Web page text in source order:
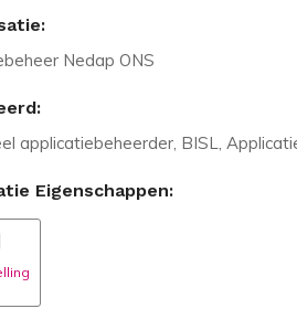
Nedap ONS
applicatiebeheerder, BISL,
Eigenschappen: